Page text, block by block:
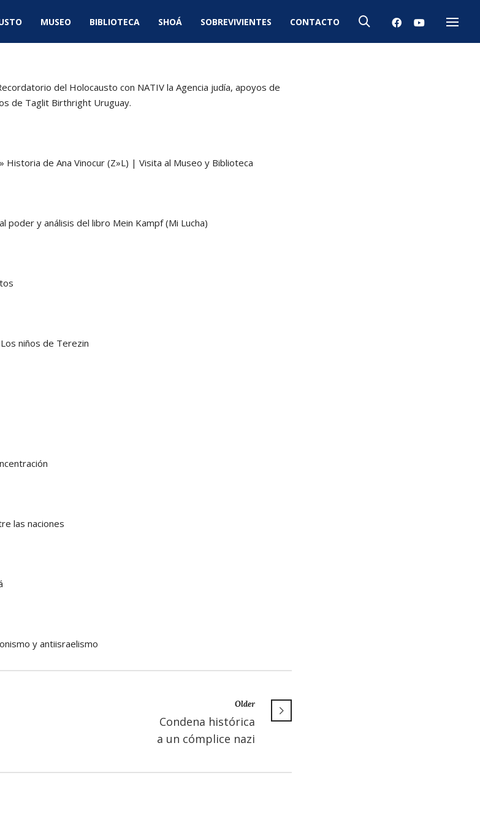
MUSEO BIBLIOTECA SHOÁ SOBREVIVIENTES CONTACTO
Menú
del Holocausto con NATIV la Agencia judía, apoyos de
de Taglit Birthright Uruguay.
Historia de Ana Vinocur (Z»L) | Visita al Museo y Biblioteca
y análisis del libro Mein Kampf (Mi Lucha)
niños de Terezin
las naciones
y antiisraelismo
Older
Condena histórica
a un cómplice nazi